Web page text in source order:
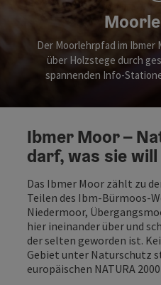
Der Moorlehrpfad im Ibmer
über Holzstege durch
spannenden Info-
Ibmer Moor –
darf, was sie will
Das Ibmer Moor zählt zu
Teilen des Ibm-Bürmoos-
Niedermoor,
hier ineinander über und
der selten geworden ist.
Gebiet unter Naturschutz
europäischen NATURA